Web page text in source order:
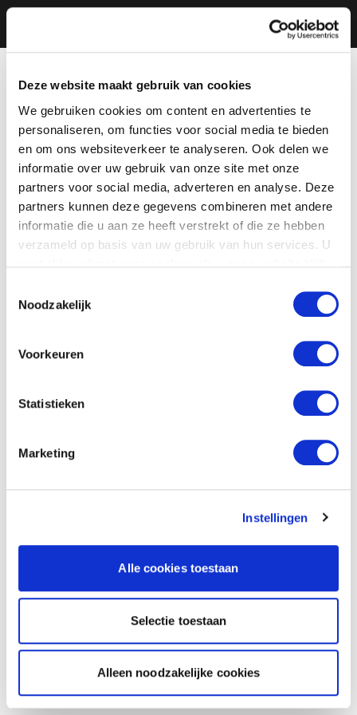
Deze website maakt gebruik van cookies
We gebruiken cookies om content en advertenties te
personaliseren, om functies voor social media te bieden
en om ons websiteverkeer te analyseren. Ook delen we
informatie over uw gebruik van onze site met onze
partners voor social media, adverteren en analyse. Deze
partners kunnen deze gegevens combineren met andere
informatie die u aan ze heeft verstrekt of die ze hebben
verzameld op basis van uw gebruik van hun services. U
Noodzakelijk
Voorkeuren
Statistieken
Marketing
Instellingen
Alle cookies toestaan
Selectie toestaan
Alleen noodzakelijke cookies